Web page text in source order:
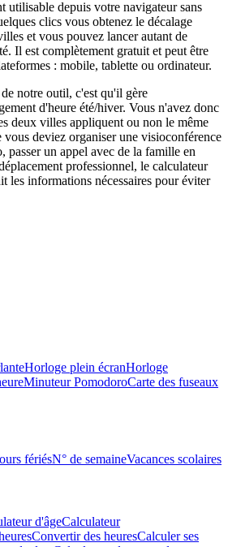
utilisable depuis votre navigateur sans
clics vous obtenez le décalage
et vous pouvez lancer autant de
Il est complètement gratuit et peut être
: mobile, tablette ou ordinateur.
notre outil, c'est qu'il gère
d'heure été/hiver. Vous n'avez donc
deux villes appliquent ou non le même
vous deviez organiser une visioconférence
passer un appel avec de la famille en
professionnel, le calculateur
les informations nécessaires pour éviter
Horloge plein écranHorloge
Minuteur PomodoroCarte des fuseaux
fériésN° de semaineVacances scolaires
d'âgeCalculateur
Convertir des heuresCalculer ses